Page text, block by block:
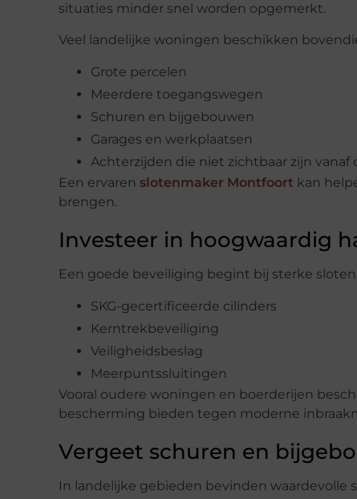
situaties minder snel worden opgemerkt.
Veel landelijke woningen beschikken
Grote percelen
Meerdere toegangswegen
Schuren en bijgebouwen
Garages en werkplaatsen
Achterzijden die niet zichtbaar zijn vanaf
Een ervaren slotenmaker Montfoort kan
brengen.
Investeer in hoogwaardig
Een goede beveiliging begint bij sterke
SKG-gecertificeerde cilinders
Kerntrekbeveiliging
Veiligheidsbeslag
Meerpuntssluitingen
Vooral oudere woningen en boerderijen
bescherming bieden tegen moderne
Vergeet schuren en
In landelijke gebieden bevinden waardevolle